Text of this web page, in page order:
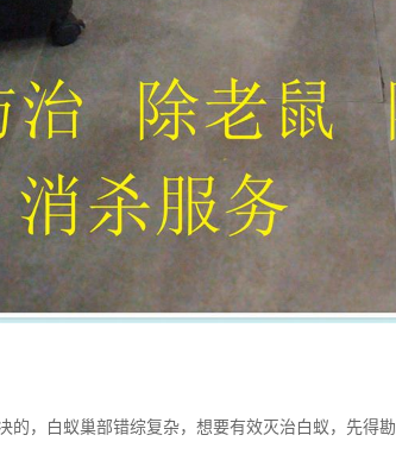
的，白蚁巢部错综复杂，想要有效灭治白蚁，先得